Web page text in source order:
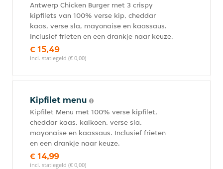
Antwerp Chicken Burger met 3 crispy
kipfilets van 100% verse kip, cheddar
kaas, verse sla, mayonaise en kaassaus.
Inclusief frieten en een drankje naar keuze.
€ 15,49
incl. statiegeld (€ 0,00)
Kipfilet menu
Kipfilet Menu met 100% verse kipfilet,
cheddar kaas, kalkoen, verse sla,
mayonaise en kaassaus. Inclusief frieten
en een drankje naar keuze.
€ 14,99
incl. statiegeld (€ 0,00)